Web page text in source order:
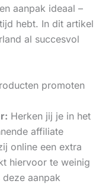
aanpak ideaal –
hebt. In dit artikel
al succesvol
promoten
Herken jij je in het
affiliate
online een extra
hiervoor te weinig
aanpak